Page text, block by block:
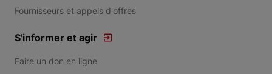
Fournisseurs et appels d'offres
S'informer et agir
Faire un don en ligne